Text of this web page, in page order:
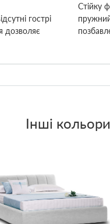
гострі
дозволяє
Стійку
Інші кольори